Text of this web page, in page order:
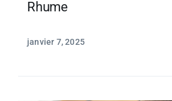
Rhume
janvier 7, 2025